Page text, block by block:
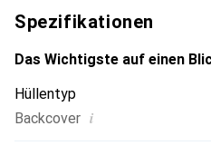
Spezifikationen
Das Wichtigste auf einen
Hüllentyp
Backcover i